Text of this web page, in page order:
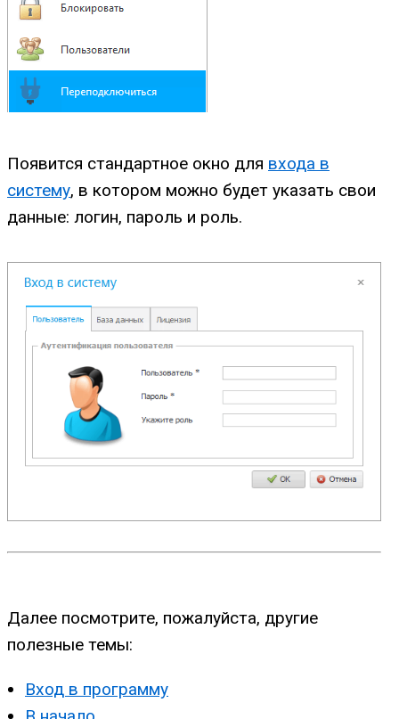
Появится стандартное окно для входа в
систему, в котором можно будет указать свои
данные: логин, пароль и роль.
Далее посмотрите, пожалуйста, другие
полезные темы:
Вход в программу